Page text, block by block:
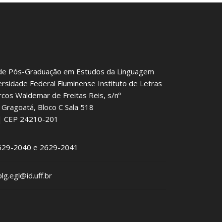
Pós-Graduação em Estudos da Linguagem
Federal Fluminense Instituto de Letras
Waldemar de Freitas Reis, s/nº
Bloco C Sala 518
CEP 24210-201
2040 e 2629-2041